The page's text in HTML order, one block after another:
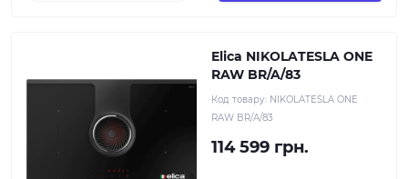
Elica NIKOLATESLA ONE
RAW BR/A/83
Код товару: NIKOLATESLA ONE
RAW BR/A/83
114 599 грн.